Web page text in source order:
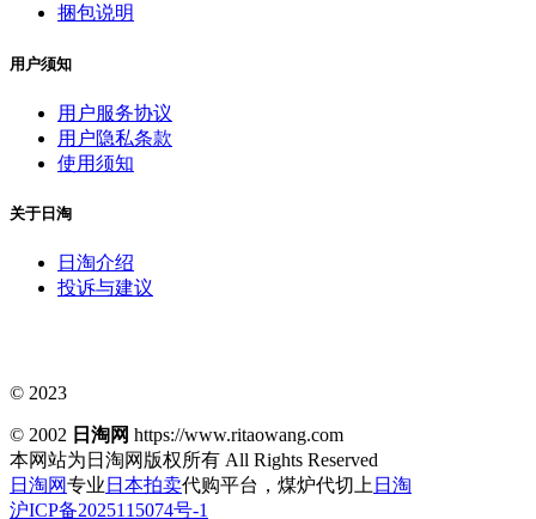
捆包说明
用户须知
用户服务协议
用户隐私条款
使用须知
关于日淘
日淘介绍
投诉与建议
© 2023
© 2002 日淘网 https://www.ritaowang.com
本网站为日淘网版权所有 All Rights Reserved
日淘网专业 日本拍卖代购平台，煤炉代切上 日淘
沪ICP备2025115074号-1